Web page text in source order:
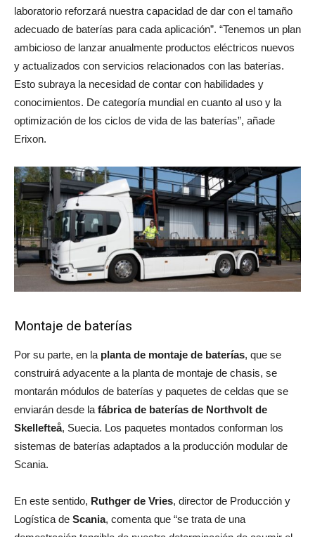
laboratorio reforzará nuestra capacidad de dar con el tamaño
adecuado de baterías para cada aplicación”. “Tenemos un plan
ambicioso de lanzar anualmente productos eléctricos nuevos
y actualizados con servicios relacionados con las baterías.
Esto subraya la necesidad de contar con habilidades y
conocimientos. De categoría mundial en cuanto al uso y la
optimización de los ciclos de vida de las baterías”, añade
Erixon.
Montaje de baterías
Por su parte, en la planta de montaje de baterías, que se
construirá adyacente a la planta de montaje de chasis, se
montarán módulos de baterías y paquetes de celdas que se
enviarán desde la fábrica de baterías de Northvolt de
Skellefteå, Suecia. Los paquetes montados conforman los
sistemas de baterías adaptados a la producción modular de
Scania.
En este sentido, Ruthger de Vries, director de Producción y
Logística de Scania, comenta que “se trata de una